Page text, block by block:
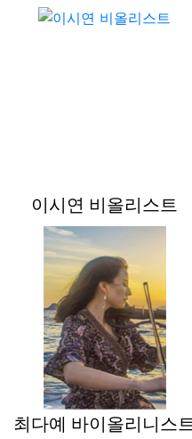
이시연 비올리스트
최다예 바이올리니스